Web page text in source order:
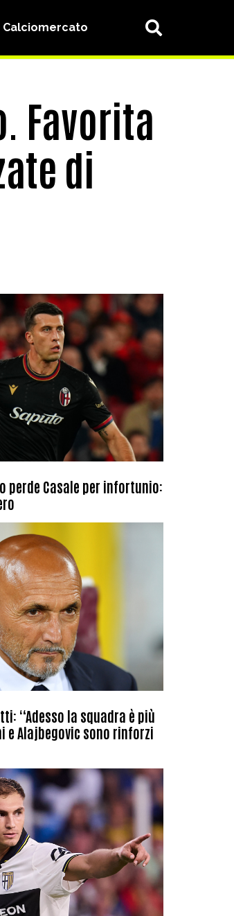
Calciomercato
Favorita
di
perde Casale per infortunio:
“Adesso la squadra è più
e Alajbegovic sono rinforzi